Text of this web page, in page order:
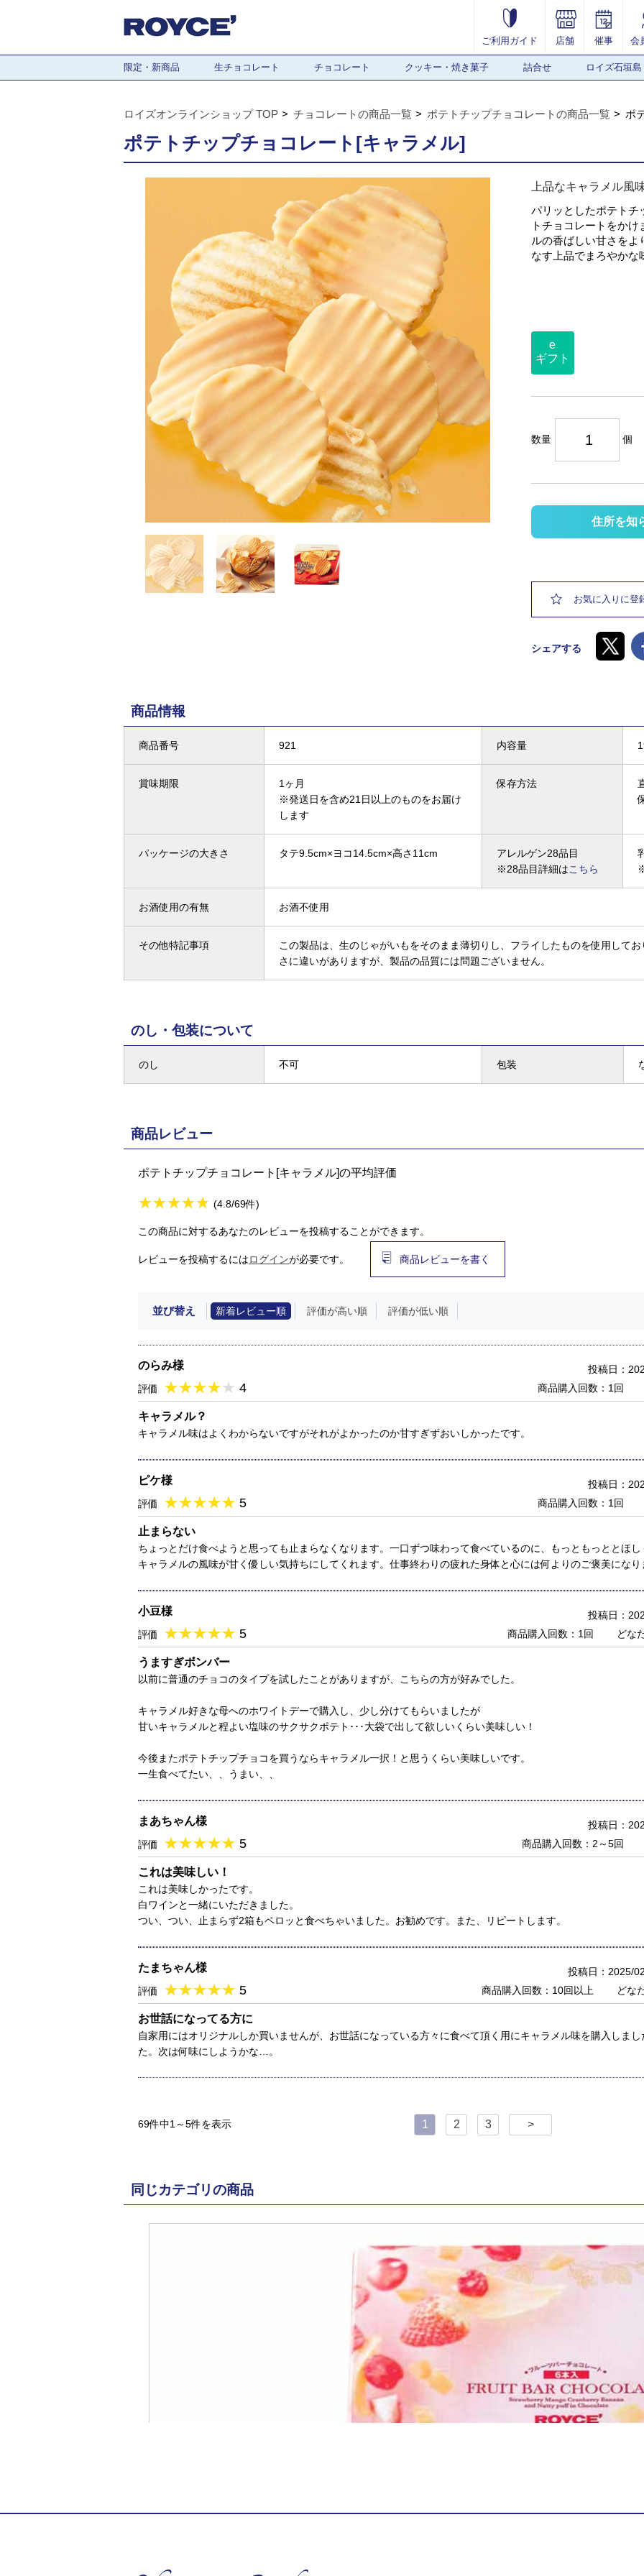
ご利用ガイド 店舗 催事 会
限定・新商品 生チョコレート チョコレート クッキー・焼き菓子 詰合せ ロイズ石垣島
ロイズオンラインショップ TOP チョコレートの商品一覧 ポテトチップチョコレートの商品一覧 ポ
ポテトチップチョコレート[キャラメル]
上品なキャラメル風
パリッとしたポテトチ
トチョコレートをか
ルの香ばしい甘さを
なす上品でまろやかな
e
ギフト
数量 個
住所を知
お気に入りに登
シェアする
商品情報
商品番号 921 内容量
賞味期限
1ヶ月
※発送日を含め21日以上のものをお届け
します
保存方法
パッケージの大きさ タテ9.5cm×ヨコ14.5cm×高さ11cm
アレルゲン28品目
※28品目詳細はこちら
お酒使用の有無 お酒不使用
その他特記事項
この製品は、生のじゃがいもをそのまま薄切りし、フライしたものを使用して
さに違いがありますが、製品の品質には問題ございません。
のし・包装について
のし 不可 包装
商品レビュー
ポテトチップチョコレート[キャラメル]の平均評価
★★★★★
★★★★★ (4.8/69件)
この商品に対するあなたのレビューを投稿することができます。
レビューを投稿するにはログインが必要です。 商品レビューを書く
並び替え 新着レビュー順 評価が高い順 評価が低い順
のらみ様
評価 ★★★★★
★★★★★ 4
投稿日：
商品購入回数：1回
キャラメル？
キャラメル味はよくわからないですがそれがよかったのか甘すぎずおいしかったです。
ピケ様
評価 ★★★★★
★★★★★ 5
投稿日：
商品購入回数：1回
止まらない
ちょっとだけ食べようと思っても止まらなくなります。一口ずつ味わって食べているのに、もっともっととほ
キャラメルの風味が甘く優しい気持ちにしてくれます。仕事終わりの疲れた身体と心には何よりのご褒美になり
小豆様
評価 ★★★★★
★★★★★ 5
投稿日：
商品購入回数：1回
どな
うますぎボンバー
以前に普通のチョコのタイプを試したことがありますが、こちらの方が好みでした。
キャラメル好きな母へのホワイトデーで購入し、少し分けてもらいましたが
甘いキャラメルと程よい塩味のサクサクポテト･･･大袋で出して欲しいくらい美味しい！
今後またポテトチップチョコを買うならキャラメル一択！と思うくらい美味しいです。
一生食べてたい、、うまい、、
まあちゃん様
評価 ★★★★★
★★★★★ 5
投稿日：
商品購入回数：2～5回
これは美味しい！
これは美味しかったです。
白ワインと一緒にいただきました。
つい、つい、止まらず2箱もペロッと食べちゃいました。お勧めです。また、リピートします。
たまちゃん様
評価 ★★★★★
★★★★★ 5
投稿日：2025/
商品購入回数：10回以上
どな
お世話になってる方に
自家用にはオリジナルしか買いませんが、お世話になっている方々に食べて頂く用にキャラメル味を購入しま
た。次は何味にしようかな…。
69件中1～5件を表示 1 2 3 >
同じカテゴリの商品